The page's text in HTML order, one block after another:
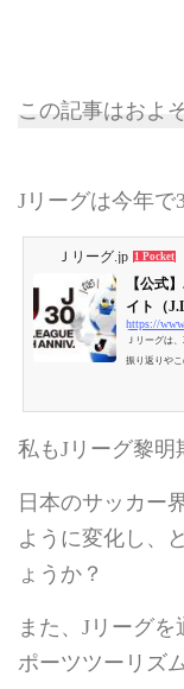
この記事はおよ
Jリーグは今年で
Ｊリーグ.jp 1 Pocket
【公式
イト（
https://
Ｊリーグは
振り返りや
私もJリーグ黎明
日本のサッカー
ように変化し、
ょうか？
また、Jリーグ
ポーツツーリズ